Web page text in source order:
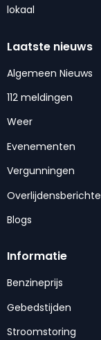
lokaal
Laatste nieuws
Algemeen Nieuws
112 meldingen
Weer
Evenementen
Vergunningen
Blogs
Informatie
Benzineprijs
Gebedstijden
Stroomstoring